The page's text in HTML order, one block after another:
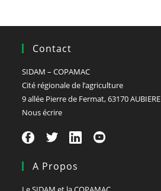
Contact
SIDAM – COPAMAC
Cité régionale de l’agriculture
9 allée Pierre de Fermat, 63170 AUBIERE
Nous écrire
A Propos